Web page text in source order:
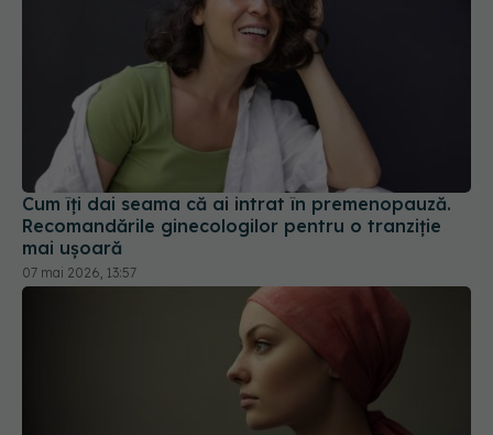
Cum îți dai seama că ai intrat în premenopauză.
Recomandările ginecologilor pentru o tranziție
mai ușoară
07 mai 2026, 13:57